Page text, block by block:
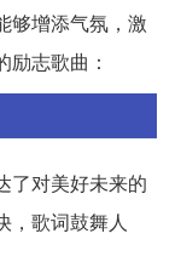
够增添气氛，激
志歌曲：
了对美好未来的
，歌词鼓舞人